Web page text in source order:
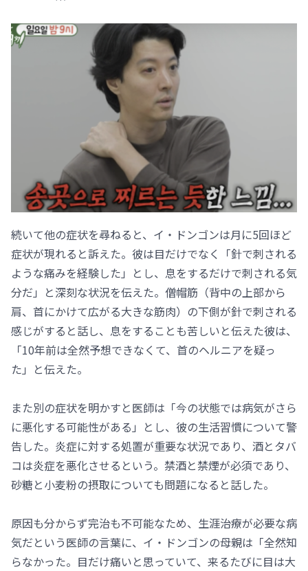
続いて他の症状を尋ねると、イ・ドンゴンは月に5回ほど
症状が現れると訴えた。彼は目だけでなく「針で刺される
ような痛みを経験した」とし、息をするだけで刺される気
分だ」と深刻な状況を伝えた。僧帽筋（背中の上部から
肩、首にかけて広がる大きな筋肉）の下側が針で刺される
感じがすると話し、息をすることも苦しいと伝えた彼は、
「10年前は全然予想できなくて、首のヘルニアを疑っ
た」と伝えた。
また別の症状を明かすと医師は「今の状態では病気がさら
に悪化する可能性がある」とし、彼の生活習慣について警
告した。炎症に対する処置が重要な状況であり、酒とタバ
コは炎症を悪化させるという。禁酒と禁煙が必須であり、
砂糖と小麦粉の摂取についても問題になると話した。
原因も分からず完治も不可能なため、生涯治療が必要な病
気だという医師の言葉に、イ・ドンゴンの母親は「全然知
らなかった。目だけ痛いと思っていて、来るたびに目は大